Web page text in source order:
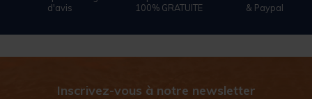
d'avis
100% GRATUITE
& Paypal
Inscrivez-vous à notre newsletter